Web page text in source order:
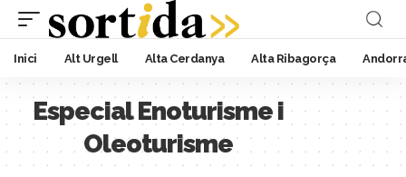
Inici Alt Urgell Alta Cerdanya Alta Ribagorça
Especial Enoturisme i
Oleoturisme